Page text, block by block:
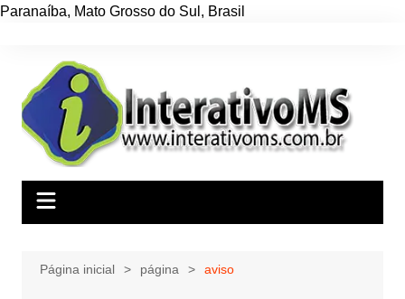
Paranaíba, Mato Grosso do Sul , Brasil
conteúdo
Página inicial página aviso